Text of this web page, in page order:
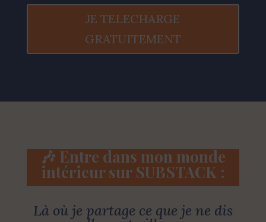
JE TELECHARGE
GRATUITEMENT
🎶 Entre dans mon monde
intérieur sur SUBSTACK :
Là où je partage ce que je ne dis